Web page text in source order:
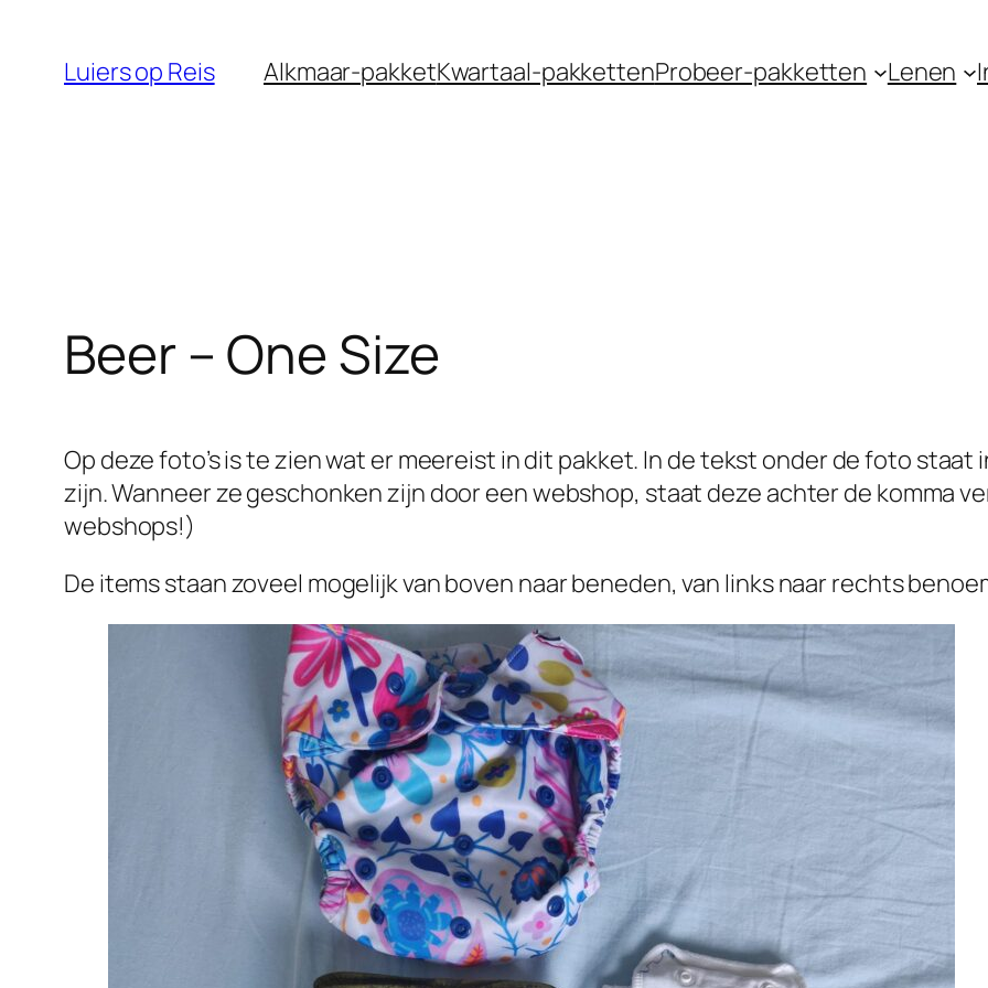
Luiers op Reis Alkmaar-pakketKwartaal-pakkettenProbeer-pakketten Lenen
Beer – One Size
Op deze foto’s is te zien wat er meereist in dit pakket. In de tekst onder de foto
zijn. Wanneer ze geschonken zijn door een webshop, staat deze achter de komma
webshops!)
De items staan zoveel mogelijk van boven naar beneden, van links naar rechts